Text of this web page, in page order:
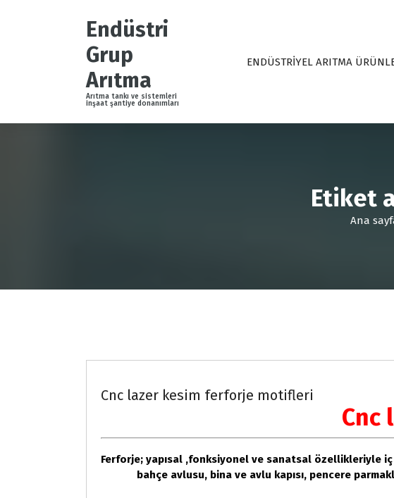
Endüstri
Grup
Arıtma
Arıtma tankı ve sistemleri
inşaat şantiye donanımları
ENDÜSTRİYEL ARITMA
Etiket
Ana
Cnc lazer kesim ferforje motifleri
Cnc
Ferforje; yapısal ,fonksiyonel ve sanatsal özellikleriyle iç
bahçe avlusu, bina ve avlu kapısı, pencere